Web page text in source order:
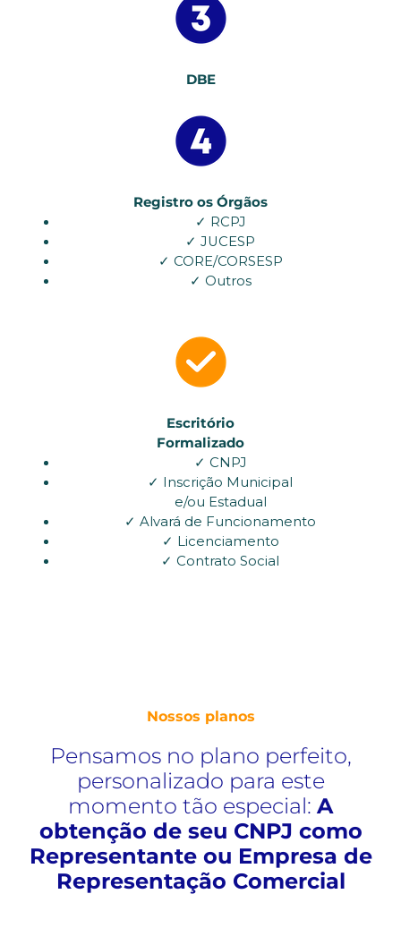
DBE
Registro os Órgãos
✓ RCPJ
✓ JUCESP
✓ CORE/CORSESP
✓ Outros
Escritório
Formalizado
✓ CNPJ
✓ Inscrição Municipal
e/ou Estadual
✓ Alvará de Funcionamento
✓ Licenciamento
✓ Contrato Social
Nossos planos
Pensamos no plano perfeito,
personalizado para este
momento tão especial: A
obtenção de seu CNPJ como
Representante ou Empresa de
Representação Comercial